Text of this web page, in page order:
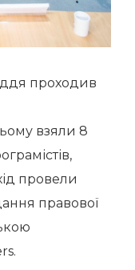
проходив
взяли 8
провели
правової